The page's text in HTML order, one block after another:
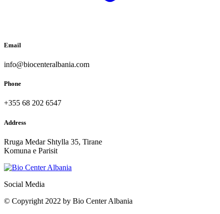
Email
info@biocenteralbania.com
Phone
+355 68 202 6547
Address
Rruga Medar Shtylla 35, Tirane
Komuna e Parisit
Social Media
© Copyright 2022 by Bio Center Albania